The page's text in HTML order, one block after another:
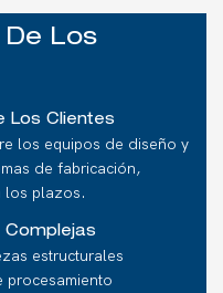
De Los
Los Clientes
los equipos de diseño y
de fabricación,
los plazos.
Complejas
estructurales
procesamiento